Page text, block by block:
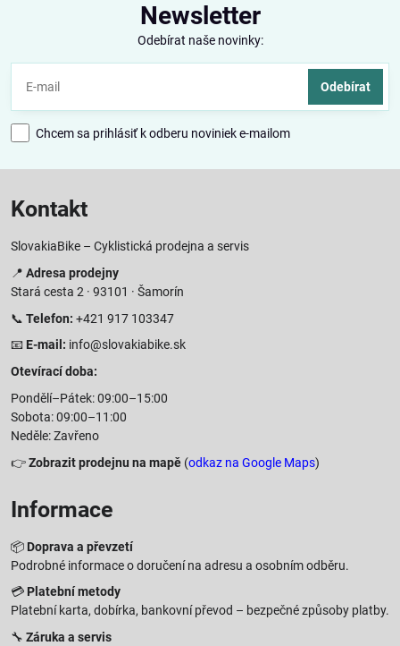
Newsletter
Odebírat naše novinky:
Odebírat
Chcem sa prihlásiť k odberu noviniek e-mailom
Kontakt
SlovakiaBike – Cyklistická prodejna a servis
📍 Adresa prodejny
Stará cesta 2 · 93101 · Šamorín
📞 Telefon: +421 917 103347
📧 E-mail: info@slovakiabike.sk
Otevírací doba:
Pondělí–Pátek: 09:00–15:00
Sobota: 09:00–11:00
Neděle: Zavřeno
👉Zobrazit prodejnu na mapě (odkaz na Google Maps)
Informace
📦 Doprava a převzetí
Podrobné informace o doručení na adresu a osobním odběru.
💳 Platební metody
Platební karta, dobírka, bankovní převod – bezpečné způsoby platby.
🔧 Záruka a servis